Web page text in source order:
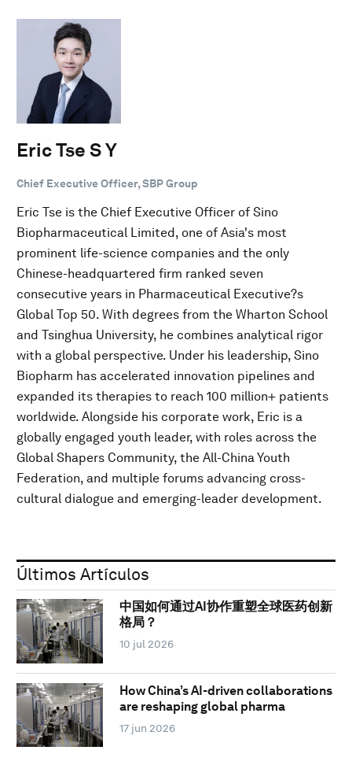
Eric Tse S Y
Chief Executive Officer, SBP Group
Eric Tse is the Chief Executive Officer of Sino
Biopharmaceutical Limited, one of Asia's most
prominent life-science companies and the only
Chinese-headquartered firm ranked seven
consecutive years in Pharmaceutical Executive?s
Global Top 50. With degrees from the Wharton School
and Tsinghua University, he combines analytical rigor
with a global perspective. Under his leadership, Sino
Biopharm has accelerated innovation pipelines and
expanded its therapies to reach 100 million+ patients
worldwide. Alongside his corporate work, Eric is a
globally engaged youth leader, with roles across the
Global Shapers Community, the All-China Youth
Federation, and multiple forums advancing cross-
cultural dialogue and emerging-leader development.
Últimos Artículos
中国如何通过AI协作重塑全球医药创新
格局？
10 jul 2026
How China’s AI-driven collaborations
are reshaping global pharma
17 jun 2026